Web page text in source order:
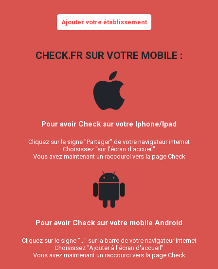
Ajouter votre établissement
CHECK.FR SUR VOTRE MOBILE :
Pour avoir Check sur votre Iphone/Ipad
Cliquez sur le signe "Partager" de votre navigateur internet
Choisissez "sur l'écran d'accueil"
Vous avez maintenant un raccourci vers la page Check
Pour avoir Check sur votre mobile Android
Cliquez sur le signe "..." sur la barre de votre navigateur internet
Choisissez "Ajouter à l'écran d'accueil"
Vous avez maintenant un raccourci vers la page Check